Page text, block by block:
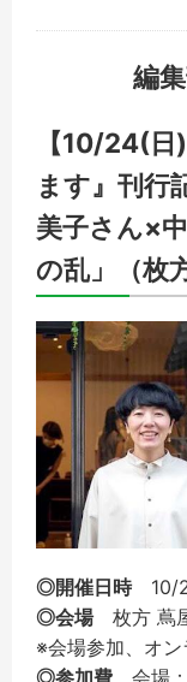
編
【10/24(
ます』刊
美子さん×
の乱」（枚
◎開催日時10/
◎会場 枚方 蔦
※会場参加、オ